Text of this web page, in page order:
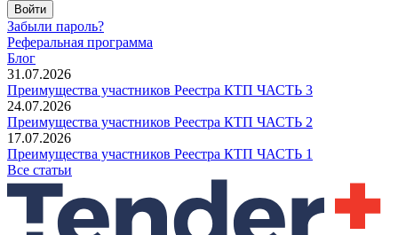
Войти
Забыли пароль?
Реферальная программа
Блог
31.07.2026
Преимущества участников Реестра КТП ЧАСТЬ 3
24.07.2026
Преимущества участников Реестра КТП ЧАСТЬ 2
17.07.2026
Преимущества участников Реестра КТП ЧАСТЬ 1
Все статьи